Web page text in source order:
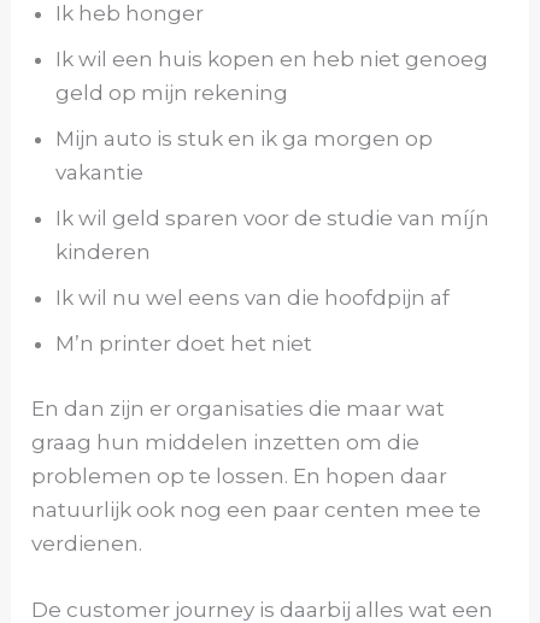
Ik heb honger
Ik wil een huis kopen en heb niet genoeg
geld op mijn rekening
Mijn auto is stuk en ik ga morgen op
vakantie
Ik wil geld sparen voor de studie van míjn
kinderen
Ik wil nu wel eens van die hoofdpijn af
M’n printer doet het niet
En dan zijn er organisaties die maar wat
graag hun middelen inzetten om die
problemen op te lossen. En hopen daar
natuurlijk ook nog een paar centen mee te
verdienen.
De customer journey is daarbij alles wat een